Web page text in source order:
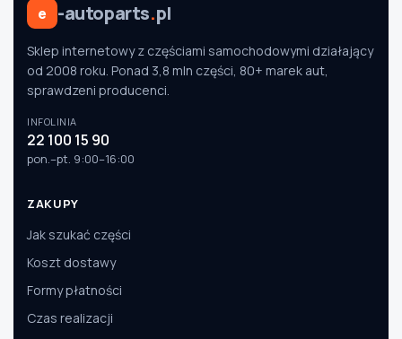
Anuluj
e -autoparts.pl
Sklep internetowy z częściami samochodowymi działający
od 2008 roku. Ponad 3,8 mln części, 80+ marek aut,
sprawdzeni producenci.
INFOLINIA
22 100 15 90
pon.–pt. 9:00–16:00
ZAKUPY
Jak szukać części
Koszt dostawy
Formy płatności
Czas realizacji